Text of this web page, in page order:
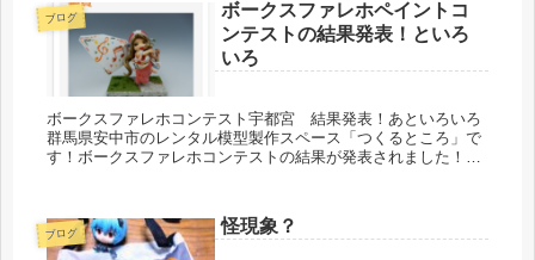
ブログ
ボークスファレホペイントコ
ンテストの結果発表！といろ
いろ
ボークスファレホコンテスト宇都宮 結果発表！あといろいろ
群馬県安中市のレンタル模型製作スペース「つくるところ」で
す！ボークスファレホコンテストの結果が発表されました！つ
ブログ 怪現象？